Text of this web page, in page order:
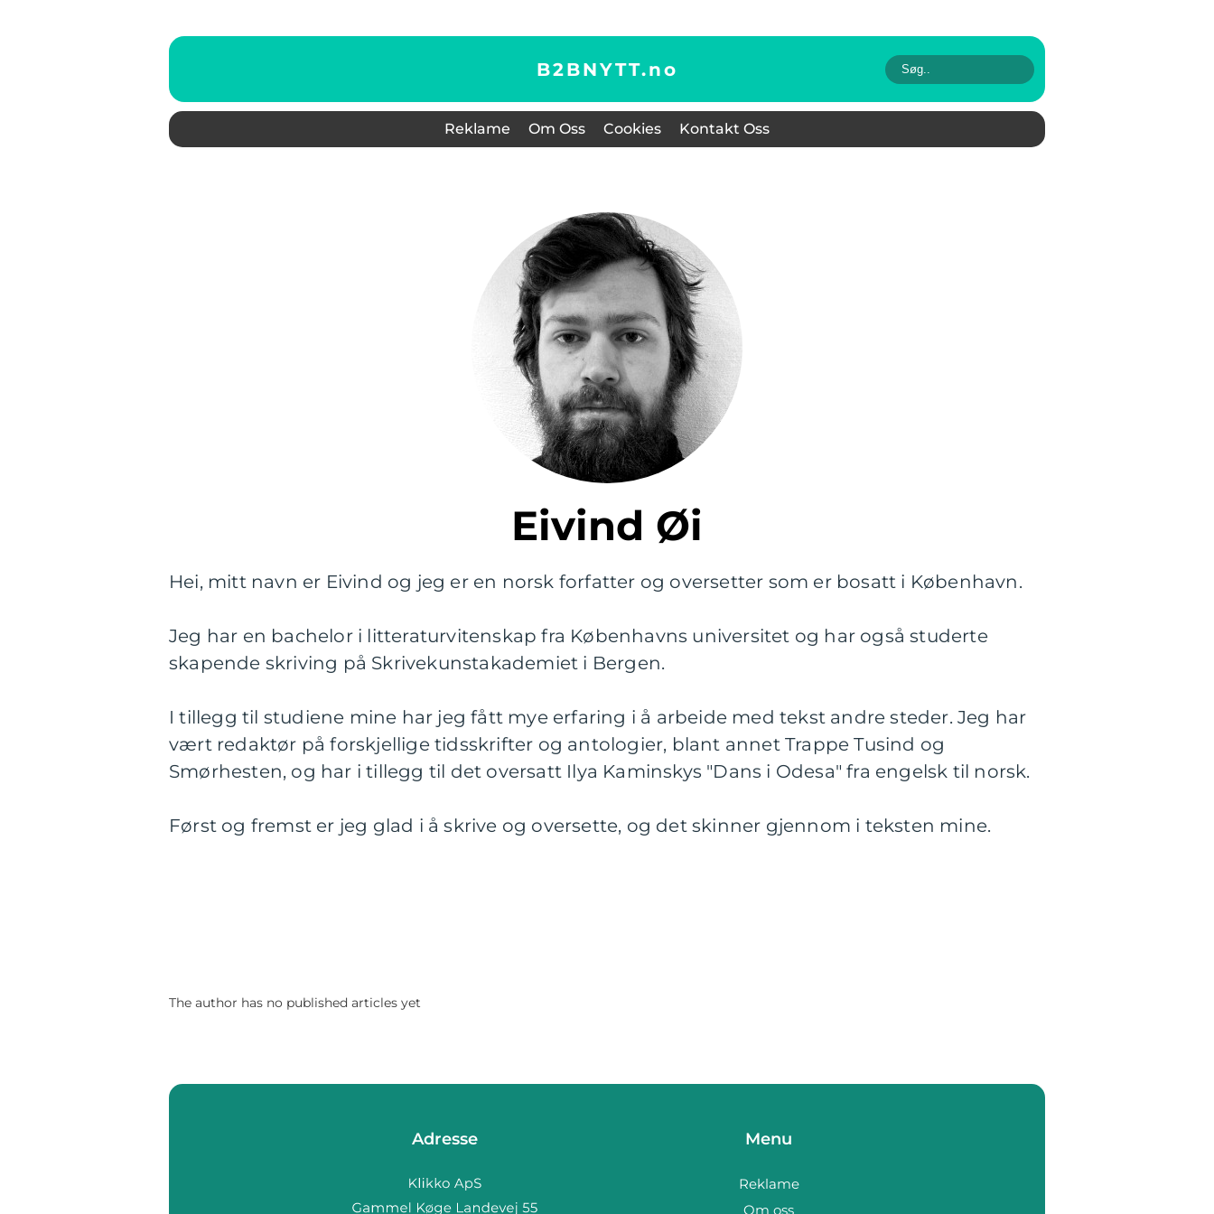
B2BNYTT.no
Reklame Om Oss Cookies Kontakt Oss
Eivind Øi
Hei, mitt navn er Eivind og jeg er en norsk forfatter og oversetter som er bosatt i København.
Jeg har en bachelor i litteraturvitenskap fra Københavns universitet og har også studerte
skapende skriving på Skrivekunstakademiet i Bergen.
I tillegg til studiene mine har jeg fått mye erfaring i å arbeide med tekst andre steder. Jeg har
vært redaktør på forskjellige tidsskrifter og antologier, blant annet Trappe Tusind og
Smørhesten, og har i tillegg til det oversatt Ilya Kaminskys "Dans i Odesa" fra engelsk til norsk.
Først og fremst er jeg glad i å skrive og oversette, og det skinner gjennom i teksten mine.
The author has no published articles yet
Adresse Menu
Reklame
Om oss